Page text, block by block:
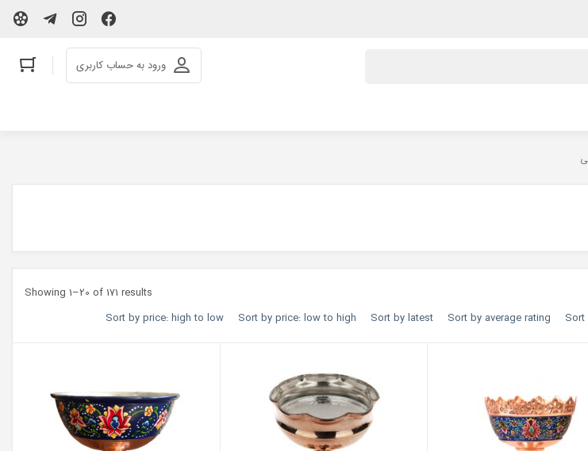
ورود به حساب کاربری
Showing 1–20 of 171 results
Sort by average rating
Sort by latest
Sort by price: low to high
Sort by price: high to low